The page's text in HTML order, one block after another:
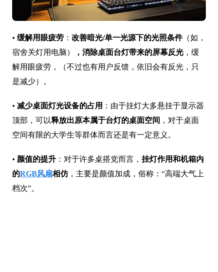
• 缓解用眼疲劳 ： 改善暗光/单一光源下的光照条件（如，
宿舍关灯用电脑）
，消除桌面台灯带来的屏幕反光 ，缓
解用眼疲劳，（不过也有用户反馈，依旧会有反光，只
是减少）。
• 减少桌面灯光设备的占用 ：由于挂灯大多悬挂于显示器
顶部，可以释放出原本属于台灯的桌面空间 ，对于桌面
空间有限的大学生等群体而言还是有一定意义。
• 颜值的提升 ：对于许多桌搭党而言， 挂灯作用和机箱内
的RGB风扇相仿，主要是颜值加成，俗称：“高端大气上
档次”。